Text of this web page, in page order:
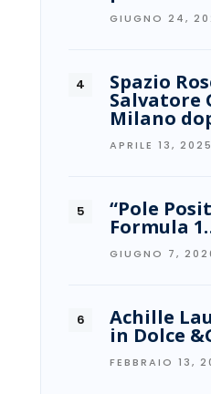
GIUGNO 24,
Spazio
Salvatore
Milano
APRILE 13, 2025
“Pole
Formula
GIUGNO 7,
Achille
in Dolce
FEBBRAIO 13,